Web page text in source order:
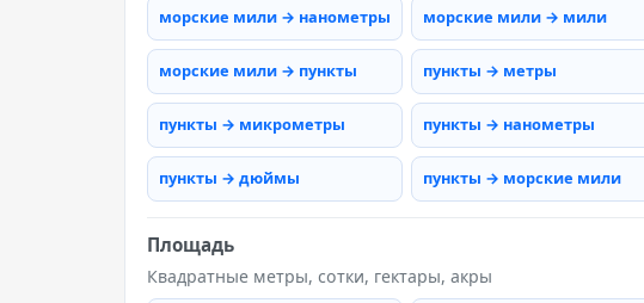
морские мили → нанометры морские мили → мили
морские мили → пункты пункты → метры
пункты → микрометры пункты → нанометры
пункты → дюймы пункты → морские мили
Площадь
Квадратные метры, сотки, гектары, акры